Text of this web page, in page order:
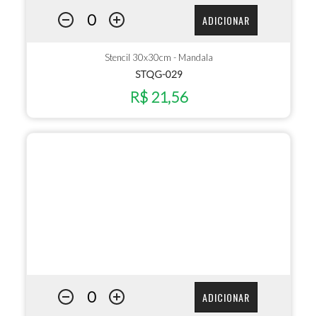
ADICIONAR
Stencil 30x30cm - Mandala
STQG-029
R$ 21,56
ADICIONAR